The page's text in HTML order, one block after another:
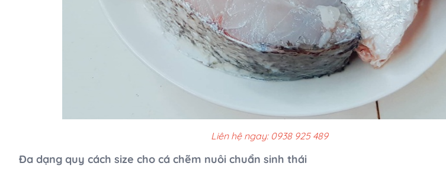
Liên hệ ngay: 0938 925 489
Đa dạng quy cách size cho cá chẽm nuôi chuẩn sinh thái